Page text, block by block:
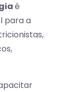
é
para a